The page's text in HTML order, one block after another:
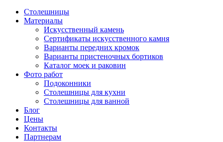
Столешницы
Материалы
Искусственный камень
Сертификаты искусственного камня
Варианты передних кромок
Варианты пристеночных бортиков
Каталог моек и раковин
Фото работ
Подоконники
Столешницы для кухни
Столешницы для ванной
Блог
Цены
Контакты
Партнерам